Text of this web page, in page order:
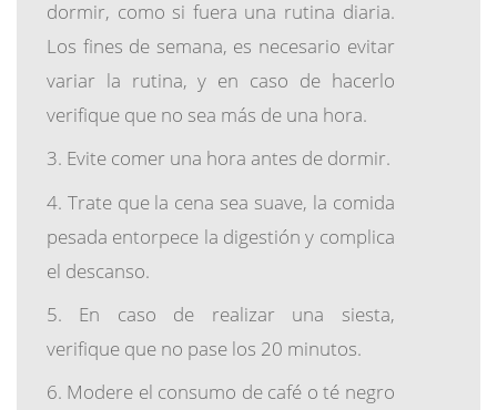
dormir, como si fuera una rutina diaria.
Los fines de semana, es necesario evitar
variar la rutina, y en caso de hacerlo
verifique que no sea más de una hora.
Evite comer una hora antes de dormir.
Trate que la cena sea suave, la comida
pesada entorpece la digestión y complica
el descanso.
En caso de realizar una siesta,
verifique que no pase los 20 minutos.
Modere el consumo de café o té negro